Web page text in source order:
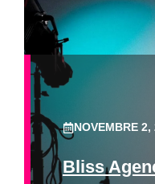
NOVEMBRE 2,
Bliss